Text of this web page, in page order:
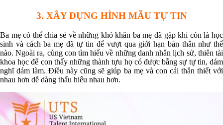
3. XÂY DỰNG HÌNH MẪU TỰ TIN
Ba mẹ có thể chia sẻ về những khó khăn ba mẹ đã gặp khi còn là học
sinh và cách ba mẹ đã tự tin để vượt qua giới hạn bản thân như thế
nào. Ngoài ra, cùng con tìm hiểu về những danh nhân lịch sử, thiên tài
khoa học để con thấy những thành tựu họ có được bằng sự tự tin, dám
nghĩ dám làm. Điều này cũng sẽ giúp ba mẹ và con cái thân thiết với
nhau hơn dễ dàng thấu hiểu nhau hơn.